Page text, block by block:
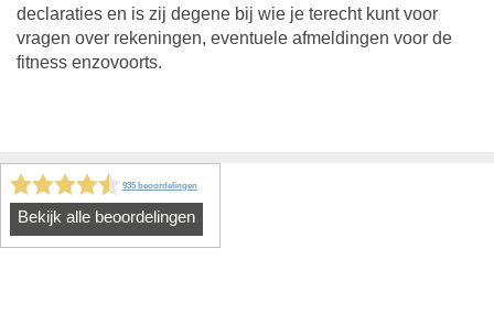
declaraties en is zij degene bij wie je terecht kunt voor
vragen over rekeningen, eventuele afmeldingen voor de
fitness enzovoorts.